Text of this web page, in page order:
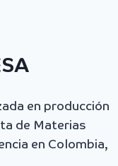
en producción
de Materias
en Colombia,